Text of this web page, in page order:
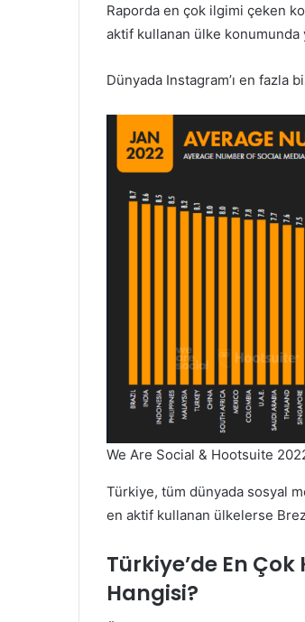
Raporda en çok ilgimi çeken
aktif kullanan ülke konumunda
Dünyada Instagram’ı en fazla
We Are Social & Hootsuite
Türkiye, tüm dünyada sosyal
en aktif kullanan ülkelerse
Türkiye’de En
Hangisi?